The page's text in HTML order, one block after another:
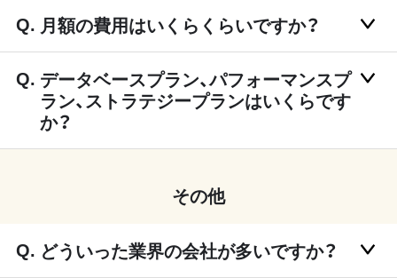
月額の費用はいくらくらいですか？
データベースプラン、パフォーマンスプ
ラン、ストラテジープランはいくらです
か？
その他
どういった業界の会社が多いですか？